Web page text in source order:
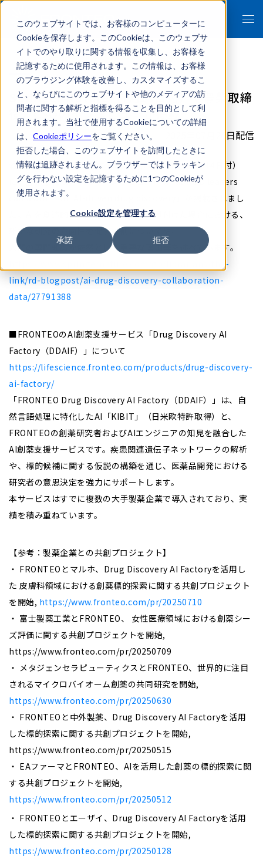
このウェブサイトでは、お客様のコンピューターに
Cookieを保存します。このCookieは、このウェブサ
イトでのやり取りに関する情報を収集し、お客様を
記憶するために使用されます。この情報は、お客様
のブラウジング体験を改善し、カスタマイズするこ
と、ならびにこのウェブサイトや他のメディアの訪
問者に関する解析と指標を得ることを目的として利
用されます。当社で使用するCookieについての詳細
は、 Cookieポリシーをご覧ください。
拒否した場合、このウェブサイトを訪問したときに
情報は追跡されません。ブラウザーではトラッキン
グを行わない設定を記憶するために1つのCookieが
使用されます。
Cookie設定を管理する
承諾 拒否
Springer Nature（7月14日付）で豊柴取締
役／CSOのインタビューが掲載
2025年07月24日配信
雑誌『Nature』を刊行するSpringer Nature（7月14日付）
に、豊柴取締役／CSOのインタビュー「What R&D leaders
can learn from AI-driven drug discovery」が掲載されまし
た。AIを創造的なパートナーとして位置付けた場合における、
新たな研究の方向性を促す役割についてや、
人間の専門知識が依然として重要な理由等を述べています。
https://www.springernature.com/gp/librarians/the-
link/rd-blogpost/ai-drug-discovery-collaboration-
data/27791388
■FRONTEOのAI創薬支援サービス「Drug Discovery AI
Factory（DDAIF）」について
https://lifescience.fronteo.com/products/drug-discovery-
ai-factory/
「FRONTEO Drug Discovery AI Factory（DDAIF）」は、自
然言語処理に特化したAI「KIBIT」（日米欧特許取得）と、
FRONTEOの創薬研究者およびAIエンジニアの知見を融合した
AI創薬支援サービスです。疾患関連遺伝子ネットワークの解析
や、標的候補に関する仮説の構築を通じ、医薬品開発における
研究者の意思決定を強力にサポートします。
本サービスはすでに複数の大手製薬企業で導入されており、実
績を積み重ねています。
【参考：製薬企業との共創プロジェクト】
・ FRONTEOとマルホ、Drug Discovery AI Factoryを活用し
た 皮膚科領域における創薬標的探索に関する共創プロジェクト
を開始, https://www.fronteo.com/pr/20250710
・ 富士製薬工業とFRONTEO、 女性医療領域における創薬シー
ズ評価に関する共創プロジェクトを開始,
https://www.fronteo.com/pr/20250709
・ メタジェンセラピューティクスとFRONTEO、世界的に注目
されるマイクロバイオーム創薬の共同研究を開始,
https://www.fronteo.com/pr/20250630
・ FRONTEOと中外製薬、Drug Discovery AI Factoryを活用
した標的探索に関する共創プロジェクトを開始,
https://www.fronteo.com/pr/20250515
・ EAファーマとFRONTEO、AIを活用した創薬の標的探索に関
する共創プロジェクトを開始,
https://www.fronteo.com/pr/20250512
・ FRONTEOとエーザイ、Drug Discovery AI Factoryを活用
した標的探索に関する共創プロジェクトを開始,
https://www.fronteo.com/pr/20250128